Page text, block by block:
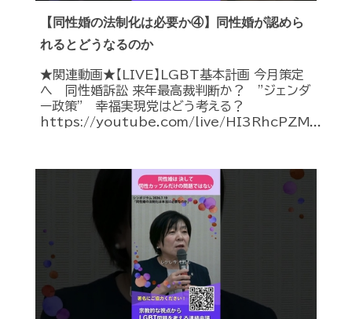
【同性婚の法制化は必要か④】同性婚が認めら
れるとどうなるのか
★関連動画★【LIVE】LGBT基本計画 今月策定
へ 同性婚訴訟 来年最高裁判断か？ ”ジェンダ
ー政策” 幸福実現党はどう考える？
https://youtube.com/live/HI3RhcPZM...